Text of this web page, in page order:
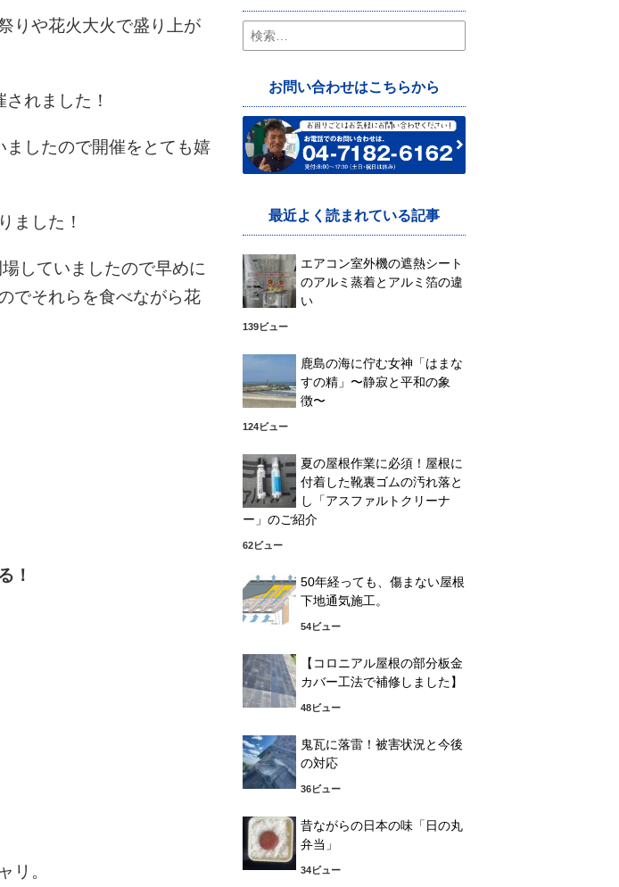
りや花火大火で盛り上が
されました！
したので開催をとても嬉
ました！
していましたので早めに
でそれらを食べながら花
！
リ。
検
索:
お問い合わせはこちらから
最近よく読まれている記事
エアコン室外機の遮熱シート
のアルミ蒸着とアルミ箔の違
い
139ビュー
鹿島の海に佇む女神「はまな
すの精」〜静寂と平和の象
徴〜
124ビュー
夏の屋根作業に必須！屋根に
付着した靴裏ゴムの汚れ落と
し「アスファルトクリーナ
ー」のご紹介
62ビュー
50年経っても、傷まない屋根
下地通気施工。
54ビュー
【コロニアル屋根の部分板金
カバー工法で補修しました】
48ビュー
鬼瓦に落雷！被害状況と今後
の対応
36ビュー
昔ながらの日本の味「日の丸
弁当」
34ビュー